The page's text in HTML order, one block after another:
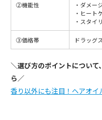
②機能性
・ダメー
・ヒート
・スタ
③価格帯 ドラッグ
＼選び方のポイントについ
ら／
香り以外にも注目！ヘアオイ